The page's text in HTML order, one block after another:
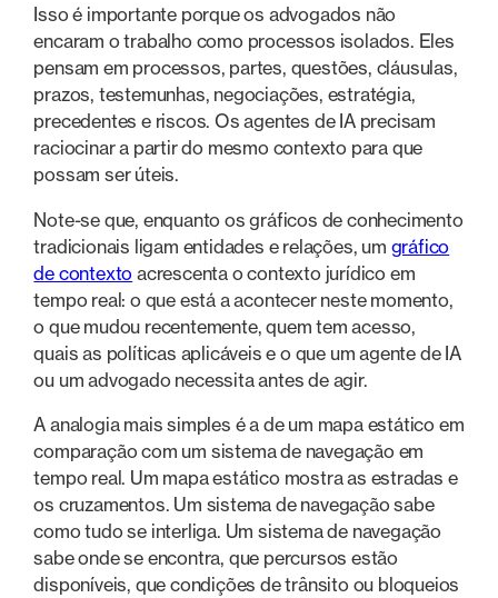
Isso é importante porque os advogados não
encaram o trabalho como processos isolados. Eles
pensam em processos, partes, questões, cláusulas,
prazos, testemunhas, negociações, estratégia,
precedentes e riscos. Os agentes de IA precisam
raciocinar a partir do mesmo contexto para que
possam ser úteis.
Note-se que, enquanto os gráficos de conhecimento
tradicionais ligam entidades e relações, um gráfico
de contexto acrescenta o contexto jurídico em
tempo real: o que está a acontecer neste momento,
o que mudou recentemente, quem tem acesso,
quais as políticas aplicáveis e o que um agente de IA
ou um advogado necessita antes de agir.
A analogia mais simples é a de um mapa estático em
comparação com um sistema de navegação em
tempo real. Um mapa estático mostra as estradas e
os cruzamentos. Um sistema de navegação sabe
como tudo se interliga. Um sistema de navegação
sabe onde se encontra, que percursos estão
disponíveis, que condições de trânsito ou bloqueios